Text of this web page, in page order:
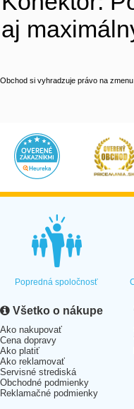
aj
Obchod si vyhradzuje právo na
Popredná spoločnosť
Všetko o nákupe
Ako nakupovať
Cena dopravy
Ako platiť
Ako reklamovať
Servisné strediská
Obchodné podmienky
Reklamačné podmienky